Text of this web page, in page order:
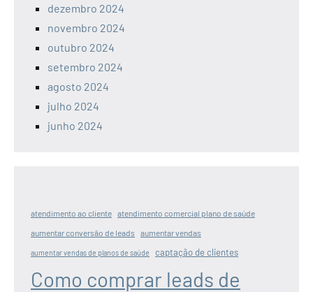
dezembro 2024
novembro 2024
outubro 2024
setembro 2024
agosto 2024
julho 2024
junho 2024
atendimento ao cliente atendimento comercial plano de saúde
aumentar conversão de leads
aumentar vendas
aumentar vendas de planos de saúde captação de clientes
Como comprar leads de